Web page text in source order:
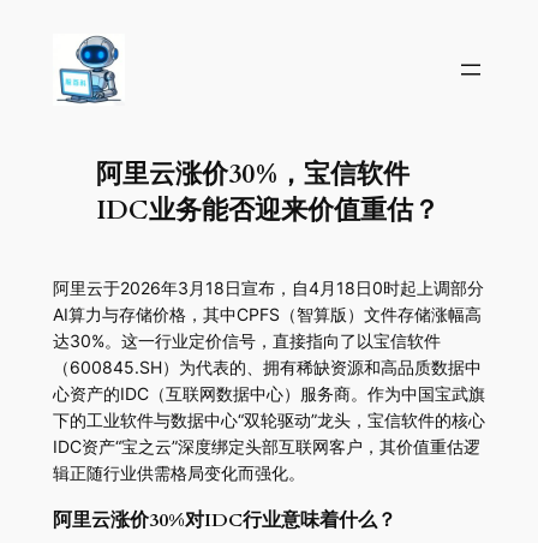
阿里云涨价30%，宝信软件
IDC业务能否迎来价值重估？
阿里云于2026年3月18日宣布，自4月18日0时起上调部分
AI算力与存储价格，其中CPFS（智算版）文件存储涨幅高
达30%。这一行业定价信号，直接指向了以宝信软件
（600845.SH）为代表的、拥有稀缺资源和高品质数据中
心资产的IDC（互联网数据中心）服务商。作为中国宝武旗
下的工业软件与数据中心“双轮驱动”龙头，宝信软件的核心
IDC资产“宝之云”深度绑定头部互联网客户，其价值重估逻
辑正随行业供需格局变化而强化。
阿里云涨价30%对IDC行业意味着什么？